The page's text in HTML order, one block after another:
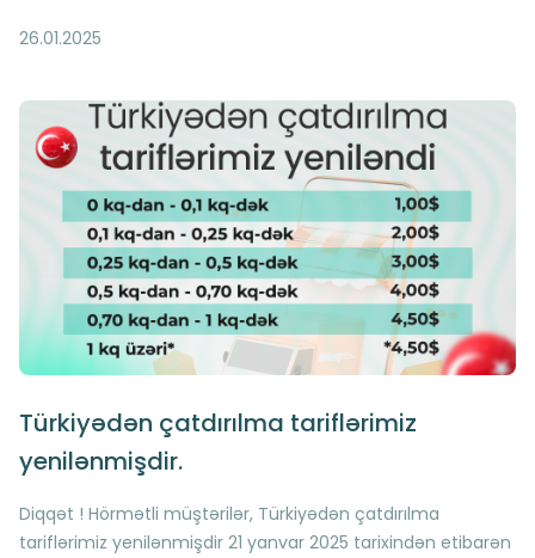
hesablanacaqdır Qeyd olunan tariflər həm maye həm də
26.01.2025
Türkiyədən çatdırılma tariflərimiz
yenilənmişdir.
Diqqət ! Hörmətli müştərilər, Türkiyədən çatdırılma
tariflərimiz yenilənmişdir 21 yanvar 2025 tarixindən etibarən